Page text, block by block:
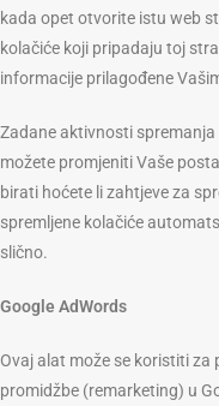
kada opet otvorite istu web
kolačiće koji pripadaju toj
informacije prilagođene
Zadane aktivnosti
možete promjeniti Vaše
birati hoćete li zahtjeve za
spremljene kolačiće
slično.
Google AdWords
Ovaj alat može se koristiti
promidžbe (remarketing) u